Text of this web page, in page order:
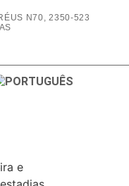
N70, 2350-523
e